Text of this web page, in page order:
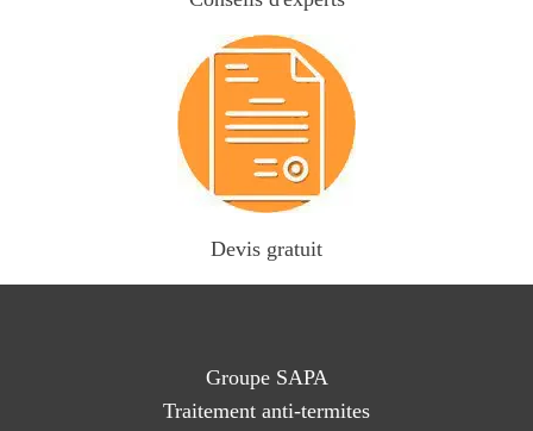
Devis gratuit
Groupe SAPA
Traitement anti-termites